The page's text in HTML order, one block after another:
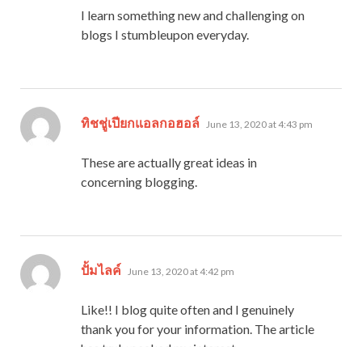
I learn something new and challenging on
blogs I stumbleupon everyday.
ทิชชู่เปียกแอลกอฮอล์ says:
June 13, 2020 at 4:43 pm
These are actually great ideas in
concerning blogging.
ปั้มไลค์ says:
June 13, 2020 at 4:42 pm
Like!! I blog quite often and I genuinely
thank you for your information. The article